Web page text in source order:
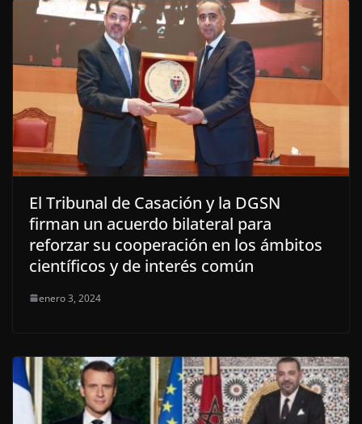
El Tribunal de Casación y la DGSN
firman un acuerdo bilateral para
reforzar su cooperación en los ámbitos
científicos y de interés común
enero 3, 2024